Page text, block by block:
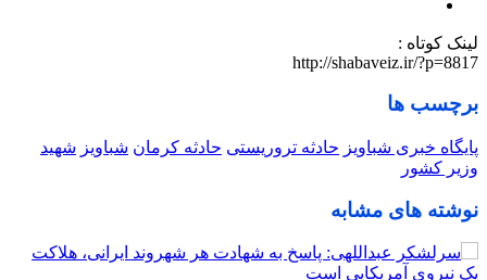
لینک کوتاه :
http://shabaveiz.ir/?p=8817
برچسب ها
پایگاه خبری شباویز حادثه تروریستی حادثه کرمان شباویز شهید
وزیر کشور
نوشته های مشابه